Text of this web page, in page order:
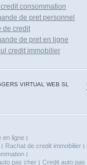
credit consommation
de pret personnel
de credit
de pret en ligne
credit immobilier
VIRTUAL WEB SL
en ligne
Rachat de credit immobilier
pas cher Credit auto pas